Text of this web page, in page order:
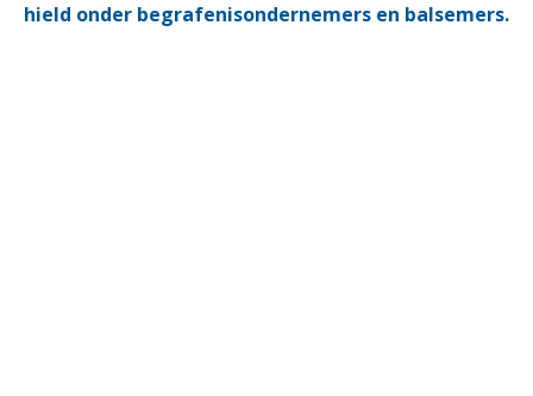
hield onder begrafenisondernemers en balsemers.